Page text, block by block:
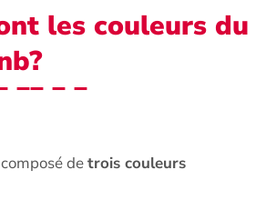
les couleurs du
detrois couleurs